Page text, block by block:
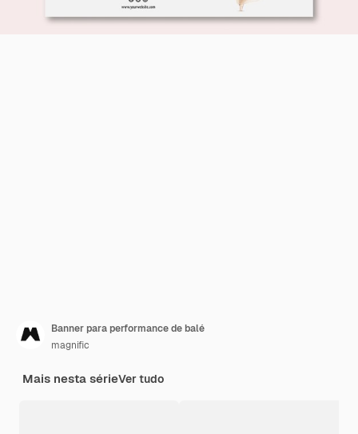
Banner para performance de balé
magnific
Mais nesta sérieVer tudo